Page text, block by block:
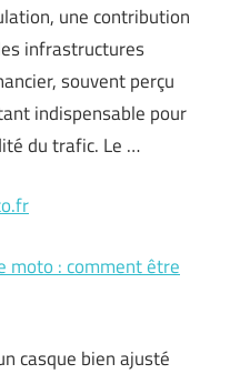
une contribution
infrastructures
souvent perçu
indispensable pour
du trafic. Le …
moto : comment être
casque bien ajusté